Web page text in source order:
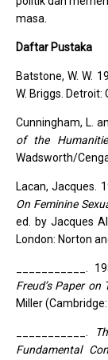
masa.
Daftar Pustaka
Batstone, W. W.
W. Briggs. Detroit:
Cunningham, L.
of the
Wadsworth/
Lacan, Jacques.
On Feminine
ed. by Jacques
London: Norton
___________.
Freud’s Paper on
Miller
Fundamental